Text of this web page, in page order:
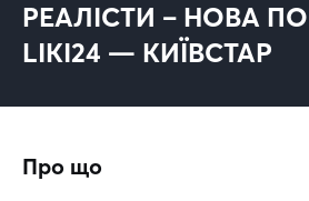
РЕАЛІСТИ – НОВА
LIKI24 — КИЇВСТАР
Про що